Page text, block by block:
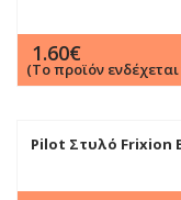
1.60€
(Το προϊόν
Pilot Στυλό Frixion